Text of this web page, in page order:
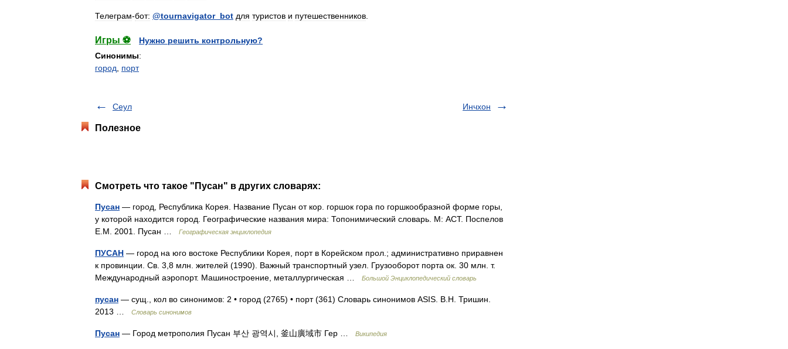
Телеграм-бот: @tournavigator_ bot для туристов и путешественников
Игры ⚽
Нужно решить контрольную?
Синонимы:
город
порт
Сеул Инчхон
Полезное
Смотреть что такое "Пусан" в других словарях:
Пусан — город, Республика Корея. Название Пусан от кор. горшок гора по горшкообразной форме горы,
у которой находится город. Географические названия мира: Топонимический словарь. М: АСТ. Поспелов
Е.М. 2001. Пусан …
Географическая энциклопедия
ПУСАН — город на юго востоке Республики Корея, порт в Корейском прол.; административно приравнен
к провинции. Св. 3,8 млн. жителей (1990). Важный транспортный узел. Грузооборот порта ок. 30 млн. т.
Международный аэропорт. Машиностроение, металлургическая …
Большой Энциклопедический словарь
пусан — сущ., кол во синонимов: 2 • город (2765) • порт (361) Словарь синонимов ASIS. В.Н. Тришин.
2013 …
Словарь синонимов
Пусан — Город метрополия Пусан 부산 광역시, 釜山廣域市 Гер … Википедия